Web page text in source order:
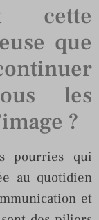
cette
que
les
?
pourries qui
au quotidien
et